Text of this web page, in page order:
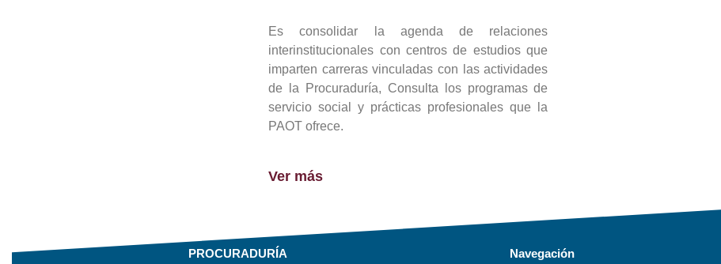
Es consolidar la agenda de relaciones
interinstitucionales con centros de estudios que
imparten carreras vinculadas con las actividades
de la Procuraduría, Consulta los programas de
servicio social y prácticas profesionales que la
PAOT ofrece.
Ver más
PROCURADURÍA Navegación